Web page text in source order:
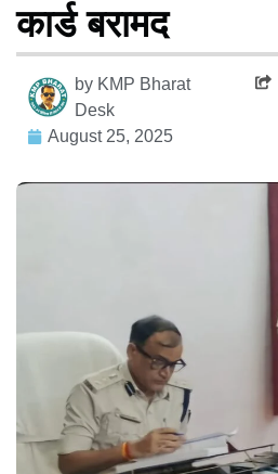
कार्ड बरामद
by KMP Bharat
Desk
August 25, 2025